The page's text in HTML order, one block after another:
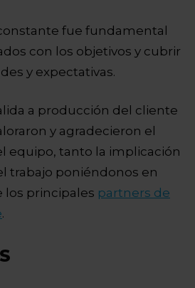
fue fundamental
con los objetivos y cubrir
y expectativas.
a producción del cliente
y agradecieron el
equipo, tanto la implicación
trabajo poniéndonos en
los principales partners de
.